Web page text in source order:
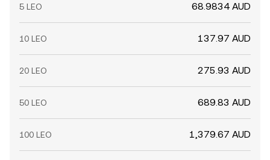
5 LEO 68.9834 AUD
10 LEO 137.97 AUD
20 LEO 275.93 AUD
50 LEO 689.83 AUD
100 LEO 1,379.67 AUD